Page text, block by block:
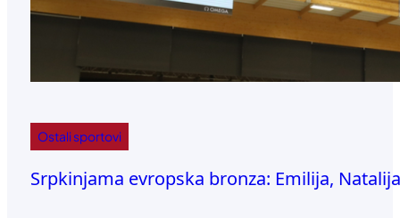
Ostali sportovi
Srpkinjama evropska bronza: Emilija,